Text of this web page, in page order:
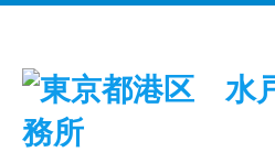
トップページ